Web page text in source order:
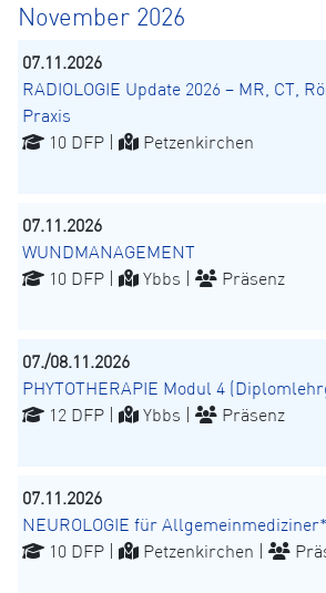
November 2026
07.11.2026
RADIOLOGIE Update 2026 – MR, CT,
Praxis
10 DFP |
Petzenkirchen
07.11.2026
WUNDMANAGEMENT
10 DFP |
Ybbs | Präsenz
07./08.11.2026
PHYTOTHERAPIE Modul 4
12 DFP |
Ybbs | Präsenz
07.11.2026
NEUROLOGIE für
10 DFP |
Petzenkirchen |